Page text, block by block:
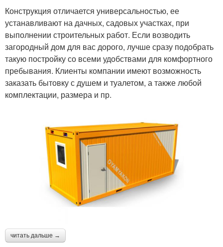
Конструкция отличается универсальностью, ее
устанавливают на дачных, садовых участках, при
выполнении строительных работ. Если возводить
загородный дом для вас дорого, лучше сразу подобрать
такую постройку со всеми удобствами для комфортного
пребывания. Клиенты компании имеют возможность
заказать бытовку с душем и туалетом, а также любой
комплектации, размера и пр.
читать дальше →